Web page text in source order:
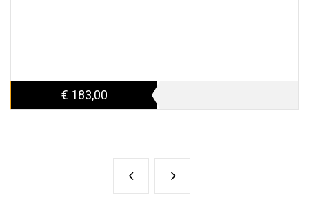
€ 183,00